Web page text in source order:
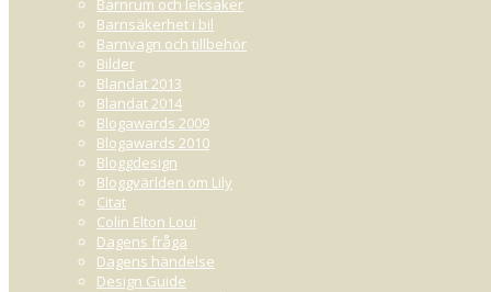
Barnrum och leksaker
Barnsäkerhet i bil
Barnvagn och tillbehör
Bilder
Blandat 2013
Blandat 2014
Blogawards 2009
Blogawards 2010
Bloggdesign
Bloggvärlden om Lily
Citat
Colin Elton Loui
Dagens fråga
Dagens händelse
Design Guide
NOVEMBER 26, 2010 01:12
Varför jag ska vinna: